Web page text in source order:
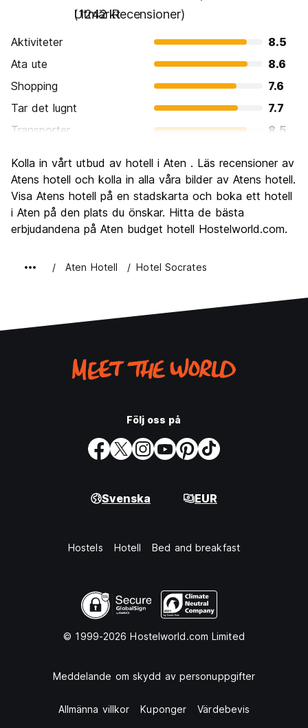
Utmärkt
(1242 Recensioner)
Aktiviteter
8.5
Ata ute
8.6
Shopping
7.6
Tar det lugnt
7.7
Transporter
8.5
Kultur
9.2
Festa
7.5
Värde för pengarna
Kolla in vårt utbud av hotell i Aten . Läs recensioner av
Atens hotell och kolla in alla våra bilder av Atens hotell.
Visa Atens hotell på en stadskarta och boka ett hotell
i Aten på den plats du önskar. Hitta de bästa
erbjudandena på Aten budget hotell Hostelworld.com.
Aten Hotell Hotel Socrates
Följ oss på
Svenska EUR
Hostels Hotell Bed and breakfast
© 1999-2026 Hostelworld.com Limited
Meddelande om skydd av personuppgifter
Allmänna villkor Kuponger Värdebevis